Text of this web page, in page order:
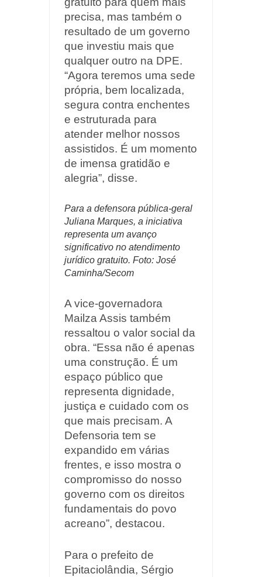
precisa, mas também o
resultado de um governo
que investiu mais que
qualquer outro na DPE.
“Agora teremos uma sede
própria, bem localizada,
segura contra enchentes
e estruturada para
atender melhor nossos
assistidos. É um momento
de imensa gratidão e
alegria”, disse.
Para a defensora pública-geral
Juliana Marques, a iniciativa
representa um avanço
significativo no atendimento
jurídico gratuito. Foto: José
Caminha/Secom
A vice-governadora
Mailza Assis também
ressaltou o valor social da
obra. “Essa não é apenas
uma construção. É um
espaço público que
representa dignidade,
justiça e cuidado com os
que mais precisam. A
Defensoria tem se
expandido em várias
frentes, e isso mostra o
compromisso do nosso
governo com os direitos
fundamentais do povo
acreano”, destacou.
Para o prefeito de
Epitaciolândia, Sérgio